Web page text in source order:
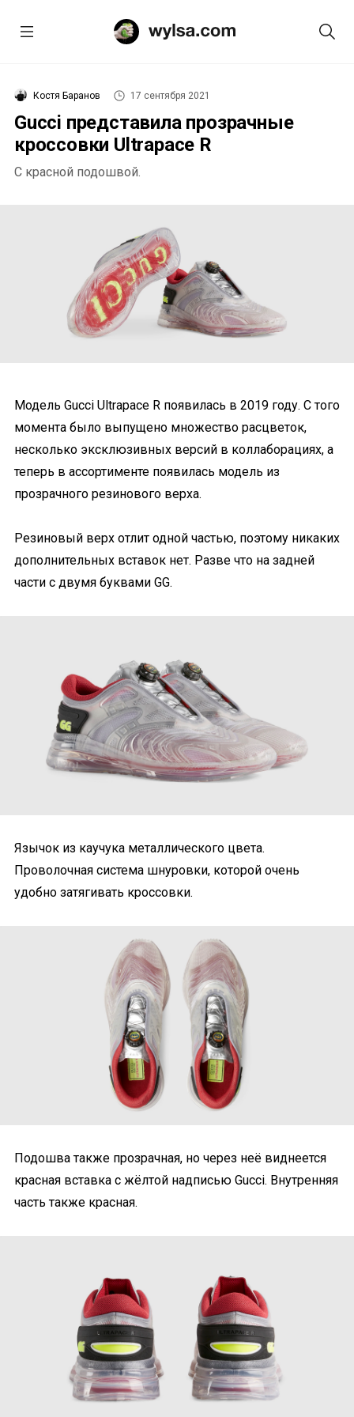
Костя Баранов 17 сентября 2021
Gucci представила прозрачные
кроссовки Ultrapace R
С красной подошвой.
Модель Gucci Ultrapace R появилась в 2019 году. С того
момента было выпущено множество расцветок,
несколько эксклюзивных версий в коллаборациях, а
теперь в ассортименте появилась модель из
прозрачного резинового верха.
Резиновый верх отлит одной частью, поэтому никаких
дополнительных вставок нет. Разве что на задней
части с двумя буквами GG.
Язычок из каучука металлического цвета.
Проволочная система шнуровки, которой очень
удобно затягивать кроссовки.
Подошва также прозрачная, но через неё виднеется
красная вставка с жёлтой надписью Gucci. Внутренняя
часть также красная.